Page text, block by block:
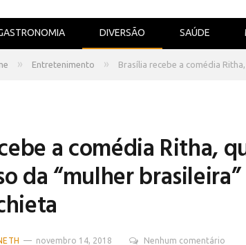
DIVERSÃO SAÚDE
» Entretenimento » Brasília recebe a comédia
a comédia Ritha,
da “mulher
novembro 14, 2018 Nenhum comentário